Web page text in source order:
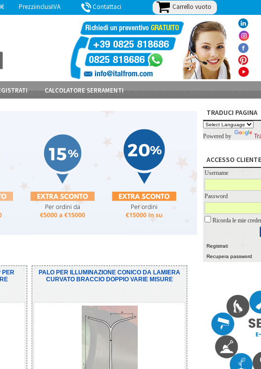
PrezziinclusiIVA Contattaci Carrello vuoto
CALCOLATORE SERRAMENTI
PER
PALO PER ILLUMINAZIONE CONICO DA LAMIERA
CURVATO BRACCIO DOPPIO VARIE MISURE
TRADUCI PAGINA
Powered by
ACCESSO CLIENTE
Username
Password
Ricorda le mie
Registrati
Recupera password